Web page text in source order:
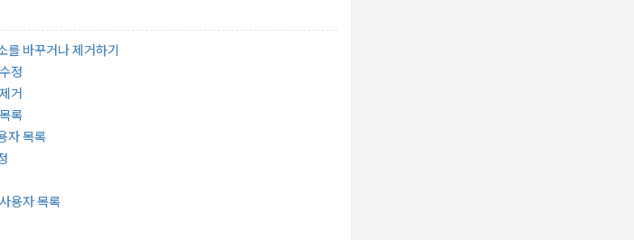
를 바꾸거나 제거하기
정
거
록
자 목록
용자 목록